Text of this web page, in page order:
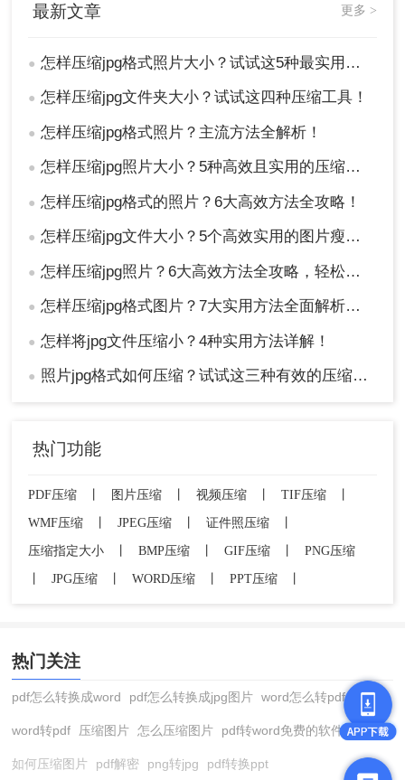
核心参数说明
quality
: 推荐70-85（低于60出现明显噪
点）
: 渐进加载模式（节省5-10%
体积）
三大压缩雷区警示
色彩空间坑：手机照片多为Display P3色域，转换
换为sRGB"）
二次压缩灾难：已压缩的JPG再次压缩会急剧劣
化，建议保存PSD/GIMP原始文件
压缩效果对比表（以6MB单反原片为例）
在线压缩工具
Caesium压缩85%2.8MB 商业印刷
★☆☆☆☆
Python脚本75%
网页配图
★★☆☆☆
直接改后缀为zip 5.9MB* 无效操作！
—
（*注：修改后缀不会真正压缩，反而导致文件损
坏）
最新文章 更多 >
● 怎样压缩jpg格式照片大小？试试这5种最实用的JPG压缩方法！
● 怎样压缩jpg文件夹大小？试试这四种压缩工具！
● 怎样压缩jpg格式照片？主流方法全解析！
● 怎样压缩jpg照片大小？5种高效且实用的压缩方法详解！
● 怎样压缩jpg格式的照片？6大高效方法全攻略！
● 怎样压缩jpg文件大小？5个高效实用的图片瘦身方法全解析！
● 怎样压缩jpg照片？6大高效方法全攻略，轻松搞定图片瘦身！
● 怎样压缩jpg格式图片？7大实用方法全面解析，轻松让图片"瘦身"成功！
● 怎样将jpg文件压缩小？4种实用方法详解！
● 照片jpg格式如何压缩？试试这三种有效的压缩方法！
热门功能
PDF压缩 图片压缩 视频压缩 TIF压缩
WMF压缩
JPEG压缩 证件照压缩
压缩指定大小
BMP压缩 GIF压缩
PNG压缩
JPG压缩 WORD压缩 PPT压缩
热门关注
pdf怎么转换成word pdf怎么转换成jpg图片 word怎么转pdf
word转pdf 压缩图片 怎么压缩图片 pdf转word免费的软件
如何压缩图片 pdf解密 png转jpg pdf转换ppt